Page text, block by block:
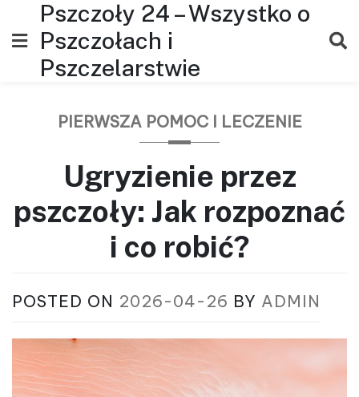
content
Pszczoły 24 – Wszystko o
Pszczołach i
Pszczelarstwie
PIERWSZA POMOC I LECZENIE
Ugryzienie przez
pszczoły: Jak rozpoznać
i co robić?
POSTED ON 2026-04-26 BY ADMIN